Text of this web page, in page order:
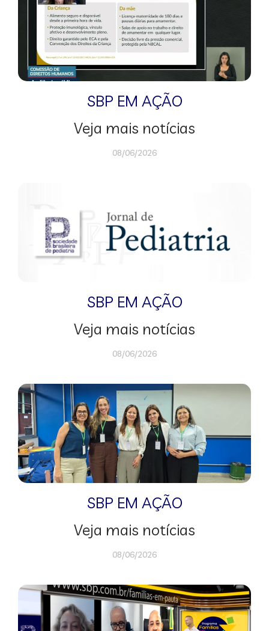
SBP EM AÇÃO
Veja mais notícias
08/06/2026
SBP EM AÇÃO
Veja mais notícias
08/06/2026
SBP EM AÇÃO
Veja mais notícias
08/06/2026